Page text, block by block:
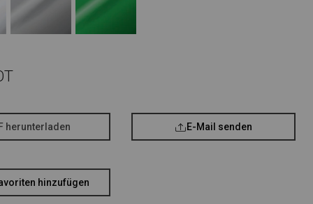
herunterladen E-Mail senden
hinzufügen